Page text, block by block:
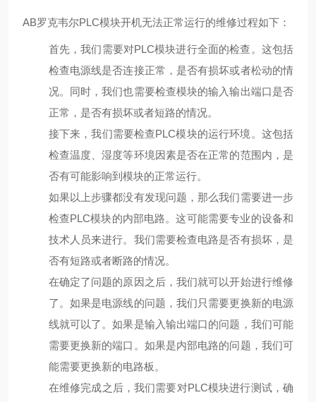
AB罗克韦尔PLC模块开机无法正常运行的维修过程如下：
首先，我们需要对PLC模块进行全面的检查。这包括
检查电源线是否连接正常，是否有损坏或者松动的情
况。同时，我们也需要检查模块的输入输出端口是否
正常，是否有损坏或者短路的情况。
接下来，我们需要检查PLC模块的运行环境。这包括
检查温度、湿度等环境因素是否在正常的范围内，是
否有可能影响到模块的正常运行。
如果以上步骤都没有发现问题，那么我们需要进一步
检查PLC模块的内部电路。这可能需要专业的设备和
技术人员来进行。我们需要检查电路是否有损坏，是
否有短路或者断路的情况。
在确定了问题的原因之后，我们就可以开始进行维修
了。如果是电源线的问题，我们只需要更换新的电源
线就可以了。如果是输入输出端口的问题，我们可能
需要更换新的端口。如果是内部电路的问题，我们可
能需要更换新的电路板。
在维修完成之后，我们需要对PLC模块进行测试，确